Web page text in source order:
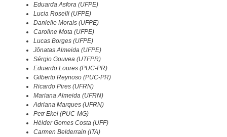
Eduarda Asfora (UFPE)
Lucia Roselli (UFPE)
Danielle Morais (UFPE)
Caroline Mota (UFPE)
Lucas Borges (UFPE)
Jônatas Almeida (UFPE)
Sérgio Gouvea (UTFPR)
Eduardo Loures (PUC-PR)
Gilberto Reynoso (PUC-PR)
Ricardo Pires (UFRN)
Mariana Almeida (UFRN)
Adriana Marques (UFRN)
Petr Ekel (PUC-MG)
Hélder Gomes Costa (UFF)
Carmen Belderrain (ITA)